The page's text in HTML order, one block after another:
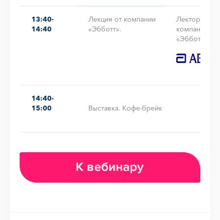
13:40-
14:40
Лекция от компании
«Эбботт».
Лектор от
компании
«Эбботт».
14:40-
15:00
Выставка. Кофе-брейк